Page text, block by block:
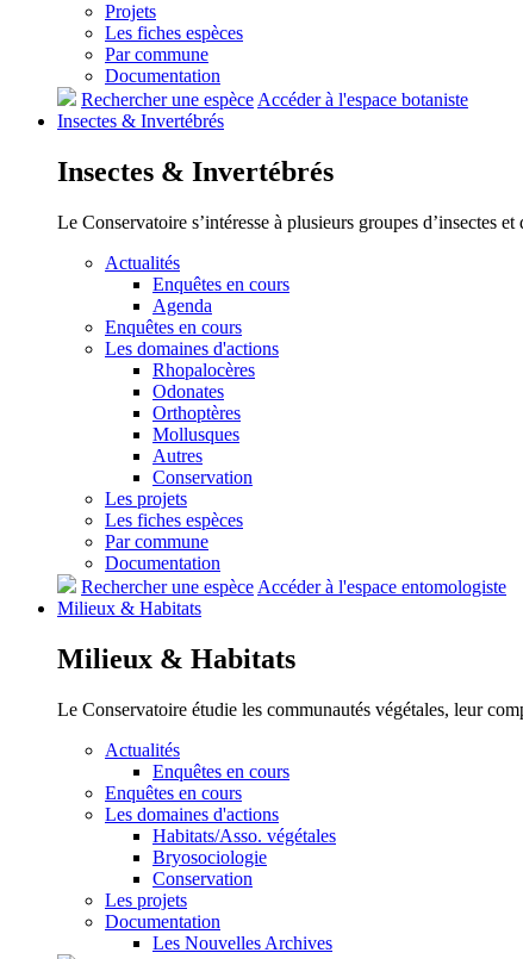
Projets
Les fiches espèces
Par commune
Documentation
Rechercher une espèceAccéder à l'espace botaniste
Insectes & Invertébrés
Insectes & Invertébrés
Le Conservatoire s’intéresse à plusieurs groupes d’insectes
Actualités
Enquêtes en cours
Agenda
Enquêtes en cours
Les domaines d'actions
Rhopalocères
Odonates
Orthoptères
Mollusques
Autres
Conservation
Les projets
Les fiches espèces
Par commune
Documentation
Rechercher une espèce Accéder à l'espace entomologiste
Milieux & Habitats
Milieux & Habitats
Le Conservatoire étudie les communautés végétales, leur
Actualités
Enquêtes en cours
Enquêtes en cours
Les domaines d'actions
Habitats/Asso. végétales
Bryosociologie
Conservation
Les projets
Documentation
Les Nouvelles Archives